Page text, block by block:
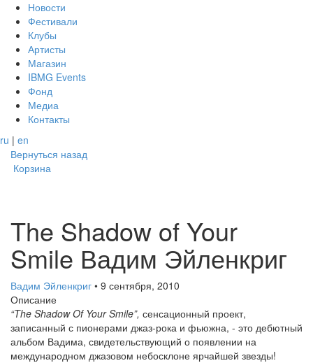
Новости
Фестивали
Клубы
Артисты
Магазин
IBMG Events
Фонд
Медиа
Контакты
ru | en
Вернуться назад
Корзина
The Shadow of Your
Smile Вадим Эйленкриг
Вадим Эйленкриг • 9 сентября, 2010
Описание
“The Shadow Of Your Smile”, сенсационный проект,
записанный с пионерами джаз-рока и фьюжна, - это дебютный
альбом Вадима, свидетельствующий о появлении на
международном джазовом небосклоне ярчайшей звезды!